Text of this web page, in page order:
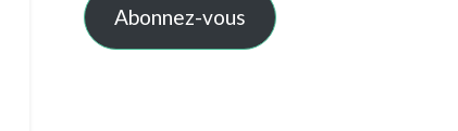
Abonnez-vous